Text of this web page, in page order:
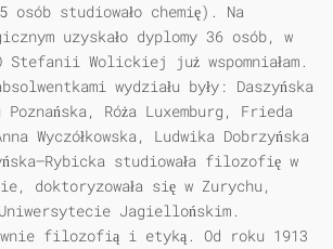
osób studiowało chemię). Na
uzyskało dyplomy 36 osób, w
Wolickiej już wspomniałam.
wydziału były: Daszyńska
Poznańska, Róża Luxemburg, Frieda
Wyczółkowska, Ludwika Dobrzyńska
studiowała filozofię w
doktoryzowała się w Zurychu,
Jagiellońskim.
filozofią i etyką. Od roku 1913